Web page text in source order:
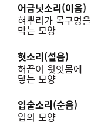
어금닛소리(이음)
혀뿌리가 목구멍을
막는 모양
혓소리(설음)
혀끝이 윗잇몸에
닿는 모양
입술소리(순음)
입의 모양